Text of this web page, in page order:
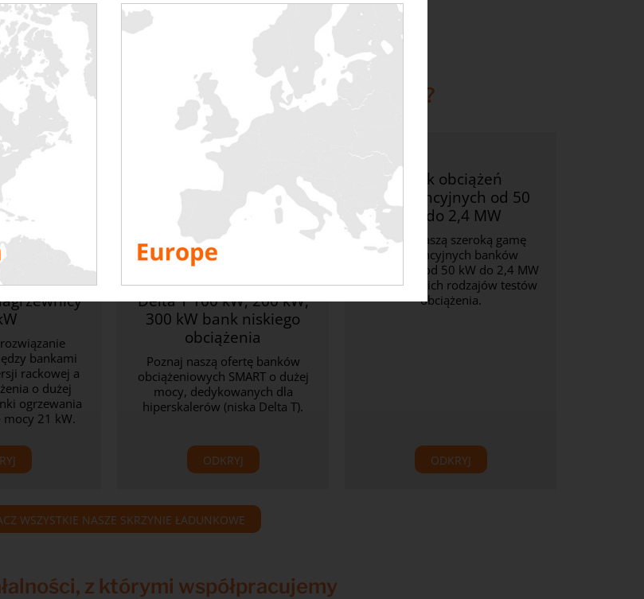
można użyć do testowania akumulatorów?
bankami
rackowej a
o dużej
ogrzewania
21 kW.
Delta T 100 kW, 200 kW,
300 kW bank niskiego
obciążenia
Poznaj naszą ofertę banków
obciążeniowych SMART o dużej
mocy, dedykowanych dla
hiperskalerów (niska Delta T).
ODKRYJ
Bank obciążeń
rezystancyjnych od 50
kW do 2,4 MW
Odkryj naszą szeroką gamę
rezystancyjnych banków
obciążenia od 50 kW do 2,4 MW
dla wszystkich rodzajów testów
obciążenia.
ODKRYJ
WSZYSTKIE NASZE SKRZYNIE ŁADUNKOWE
z którymi współpracujemy